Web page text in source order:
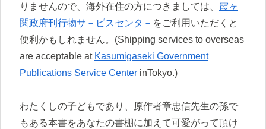
りませんので、海外在住の方につきましては、 霞ヶ
関政府刊行物サ－ビスセンタ－ をご利用いただくと
便利かもしれません。(Shipping services to overseas
are acceptable at Kasumigaseki Government
Publications Service Center inTokyo.)
わたくしの子どもであり、原作者章忠信先生の孫で
もある本書をあなたの書棚に加えて可愛がって頂け